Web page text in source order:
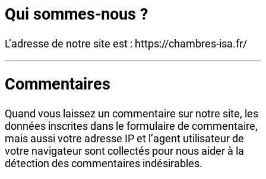
Qui sommes-nous ?
L’adresse de notre site est : https://chambres-isa.fr/
Commentaires
Quand vous laissez un commentaire sur notre site, les
données inscrites dans le formulaire de commentaire,
mais aussi votre adresse IP et l’agent utilisateur de
votre navigateur sont collectés pour nous aider à la
détection des commentaires indésirables.